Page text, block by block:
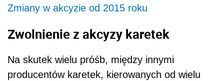
Zmiany w akcyzie od 2015 roku
Zwolnienie z akcyzy karetek
Na skutek wielu próśb, między innymi
producentów karetek, kierowanych od wielu